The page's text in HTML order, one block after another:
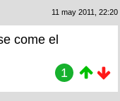
11 may 2011, 22:20
come el
1